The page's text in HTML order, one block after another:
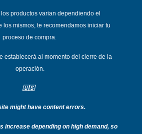
productos varian dependiendo el
los mismos, te recomendamos iniciar tu
proceso de compra.
establecerá al momento del cierre de la
operación.
🇺🇸
might have content errors.
increase depending on high demand, so